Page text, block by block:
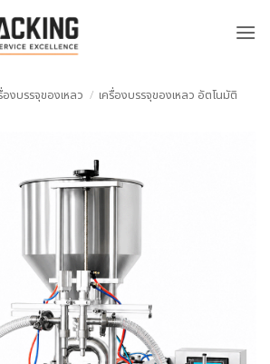
องบรรจุของเหลว / เครื่องบรรจุของเหลว อัตโนมัติ